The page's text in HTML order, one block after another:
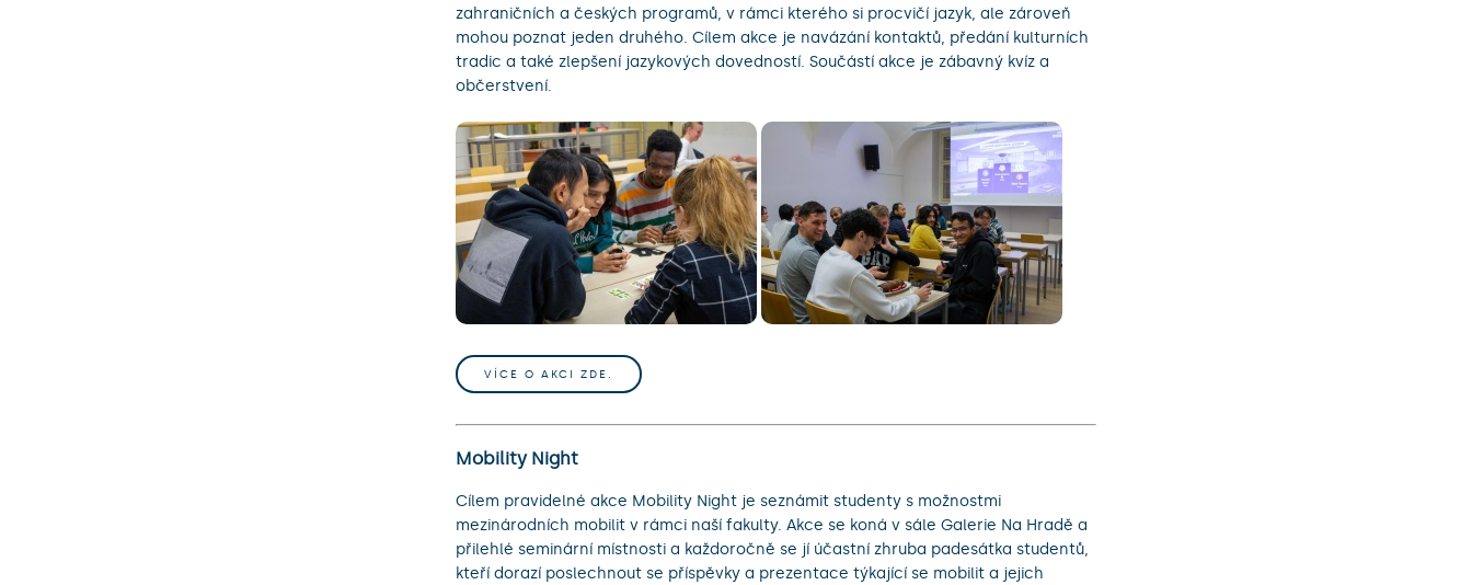
zahraničních a českých programů, v rámci kterého si procvičí jazyk, ale zároveň
mohou poznat jeden druhého. Cílem akce je navázání kontaktů, předání kulturních
tradic a také zlepšení jazykových dovedností. Součástí akce je zábavný kvíz a
občerstvení.
VÍCE O AKCI ZDE.
Mobility Night
Cílem pravidelné akce Mobility Night je seznámit studenty s možnostmi
mezinárodních mobilit v rámci naší fakulty. Akce se koná v sále Galerie Na Hradě a
přilehlé seminární místnosti a každoročně se jí účastní zhruba padesátka studentů,
kteří dorazí poslechnout se příspěvky a prezentace týkající se mobilit a jejich